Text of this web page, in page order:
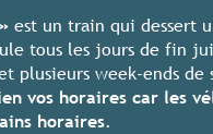
est un train qui dessert
tous les jours de fin
plusieurs week-ends de
vos horaires car les
horaires.